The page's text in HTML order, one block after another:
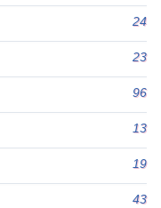
24
23
96
13
19
43